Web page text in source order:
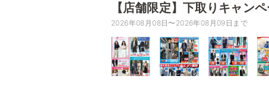
【店舗限定】下取りキャン
2026年08月08日〜2026年08月09日まで